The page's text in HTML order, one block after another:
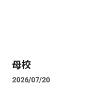
母校
2026/07/20